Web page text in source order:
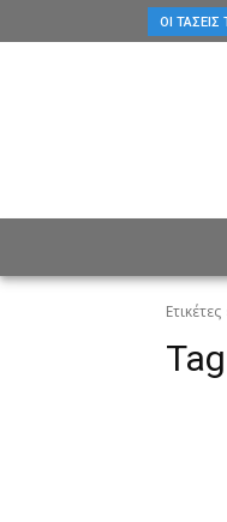
ΟΙ ΤΆΣΕΙΣ
Ετικέτες